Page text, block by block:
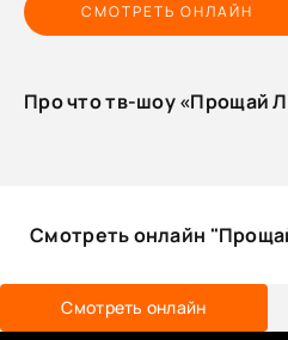
СМОТРЕТЬ ОНЛАЙН
Про что тв-шоу «Прощай
Смотреть онлайн
Смотреть онлайн